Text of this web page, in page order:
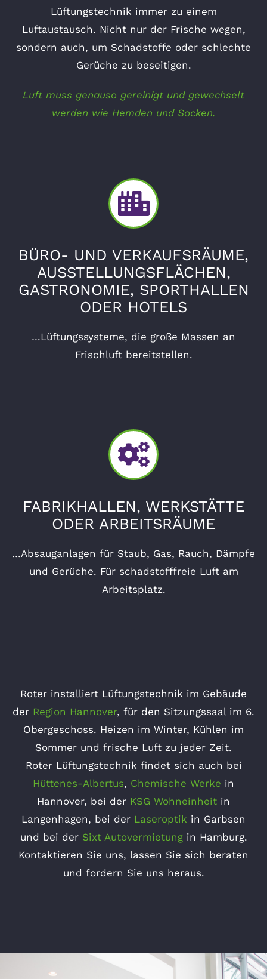
Lüftungstechnik immer zu einem
Luftaustausch. Nicht nur der Frische wegen,
sondern auch, um Schadstoffe oder schlechte
Gerüche zu beseitigen.
Luft muss genauso gereinigt und gewechselt
werden wie Hemden und Socken.
BÜRO- UND VERKAUFSRÄUME,
AUSSTELLUNGSFLÄCHEN,
GASTRONOMIE, SPORTHALLEN
ODER HOTELS
…Lüftungssysteme, die große Massen an
Frischluft bereitstellen.
FABRIKHALLEN, WERKSTÄTTE
ODER ARBEITSRÄUME
…Absauganlagen für Staub, Gas, Rauch, Dämpfe
und Gerüche. Für schadstofffreie Luft am
Arbeitsplatz.
Roter installiert Lüftungstechnik im Gebäude
der Region Hannover, für den Sitzungssaal im 6.
Obergeschoss. Heizen im Winter, Kühlen im
Sommer und frische Luft zu jeder Zeit.
Roter Lüftungstechnik findet sich auch bei
Hüttenes-Albertus, Chemische Werke in
Hannover, bei der KSG Wohneinheit in
Langenhagen, bei der Laseroptik in Garbsen
und bei der Sixt Autovermietungin Hamburg.
Kontaktieren Sie uns, lassen Sie sich beraten
und fordern Sie uns heraus.